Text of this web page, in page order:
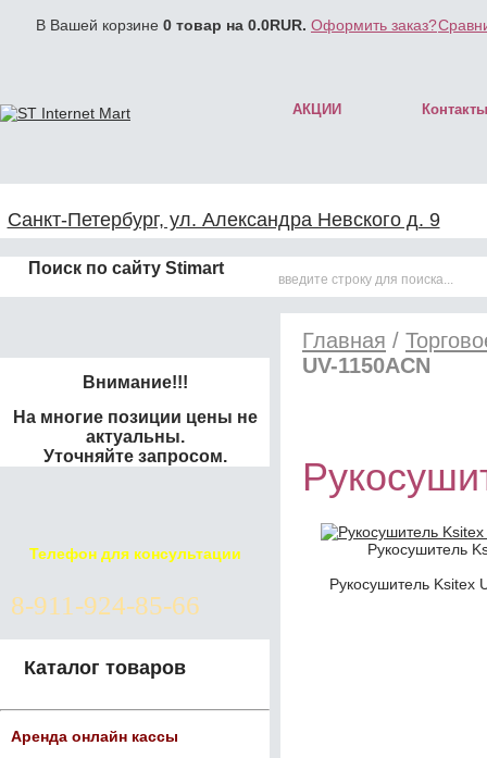
В Вашей корзине 0 товар на 0.0RUR. Оформить заказ?
АКЦИИ Контакты
Санкт-Петербург, ул. Александра Невского д. 9
Поиск по сайту Stimart
Внимание!!!
На многие позиции цены не
актуальны.
Уточняйте запросом.
Телефон для консультации
8-911-924-85-66
Каталог товаров
Аренда онлайн кассы
Главная /
UV-1150ACN
Рукосушитель
Рукосушитель Ksitex